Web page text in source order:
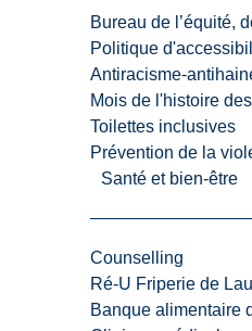
Bureau de l’équité,
Politique
Antiracisme-
Mois de l'histoire
Toilettes inclusives
Prévention de la
Santé et bien-être
Counselling
Ré-U Friperie de
Banque alimentaire